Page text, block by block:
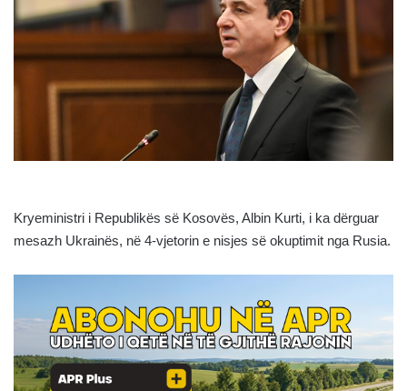
Kryeministri i Republikës së Kosovës, Albin Kurti, i ka dërguar
mesazh Ukrainës, në 4-vjetorin e nisjes së okuptimit nga Rusia.